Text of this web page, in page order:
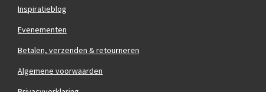
Inspiratieblog
Evenementen
Betalen, verzenden & retourneren
Algemene voorwaarden